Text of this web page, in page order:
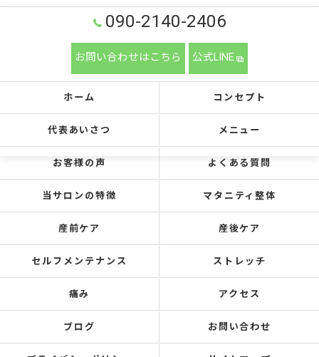
090-2140-2406
お問い合わせはこちら 公式LINE
ホーム コンセプト
代表あいさつ メニュー
お客様の声 よくある質問
当サロンの特徴 マタニティ整体
産前ケア 産後ケア
セルフメンテナンス ストレッチ
痛み アクセス
ブログ お問い合わせ